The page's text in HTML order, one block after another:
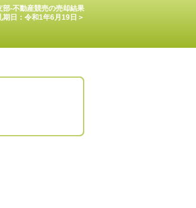
部-不動産競売の売却結果
期日：令和1年6月19日＞